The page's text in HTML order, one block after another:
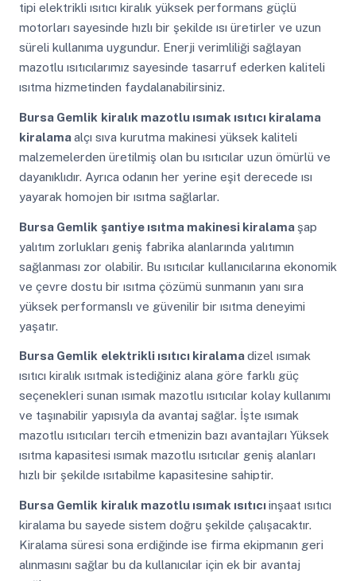
tipi elektrikli ısıtıcı kiralık yüksek performans güçlü
motorları sayesinde hızlı bir şekilde ısı üretirler ve uzun
süreli kullanıma uygundur. Enerji verimliliği sağlayan
mazotlu ısıtıcılarımız sayesinde tasarruf ederken kaliteli
ısıtma hizmetinden faydalanabilirsiniz.
Bursa Gemlik kiralık mazotlu ısımak ısıtıcı kiralama
kiralamaalçı sıva kurutma makinesi yüksek kaliteli
malzemelerden üretilmiş olan bu ısıtıcılar uzun ömürlü ve
dayanıklıdır. Ayrıca odanın her yerine eşit derecede ısı
yayarak homojen bir ısıtma sağlarlar.
Bursa Gemlik şantiye ısıtma makinesi kiralama şap
yalıtım zorlukları geniş fabrika alanlarında yalıtımın
sağlanması zor olabilir. Bu ısıtıcılar kullanıcılarına ekonomik
ve çevre dostu bir ısıtma çözümü sunmanın yanı sıra
yüksek performanslı ve güvenilir bir ısıtma deneyimi
yaşatır.
Bursa Gemlik elektrikli ısıtıcı kiralamadizel ısımak
ısıtıcı kiralık ısıtmak istediğiniz alana göre farklı güç
seçenekleri sunan ısımak mazotlu ısıtıcılar kolay kullanımı
ve taşınabilir yapısıyla da avantaj sağlar. İşte ısımak
mazotlu ısıtıcıları tercih etmenizin bazı avantajları Yüksek
ısıtma kapasitesi ısımak mazotlu ısıtıcılar geniş alanları
hızlı bir şekilde ısıtabilme kapasitesine sahiptir.
Bursa Gemlik kiralık mazotlu ısımak ısıtıcıinşaat ısıtıcı
kiralama bu sayede sistem doğru şekilde çalışacaktır.
Kiralama süresi sona erdiğinde ise firma ekipmanın geri
alınmasını sağlar bu da kullanıcılar için ek bir avantaj